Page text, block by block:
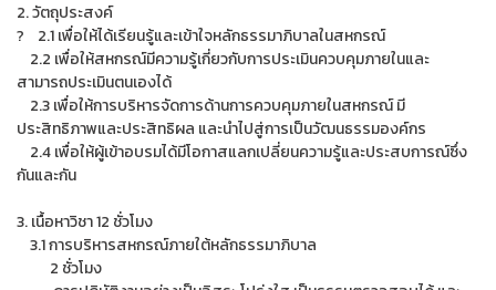
2. วัตถุประสงค์
? 2.1 เพื่อให้ได้เรียนรู้และเข้าใจหลักธรรมาภิบาลในสหกรณ์
2.2 เพื่อให้สหกรณ์มีความรู้เกี่ยวกับการประเมินควบคุมภายในและ
สามารถประเมินตนเองได้
2.3 เพื่อให้การบริหารจัดการด้านการควบคุมภายในสหกรณ์ มี
ประสิทธิภาพและประสิทธิผล และนำไปสู่การเป็นวัฒนธรรมองค์กร
2.4 เพื่อให้ผู้เข้าอบรมได้มีโอกาสแลกเปลี่ยนความรู้และประสบการณ์ซึ่ง
กันและกัน
3. เนื้อหาวิชา 12 ชั่วโมง
3.1 การบริหารสหกรณ์ภายใต้หลักธรรมาภิบาล
2 ชั่วโมง